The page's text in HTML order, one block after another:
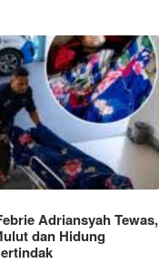
Adriansyah Tewas,
dan Hidung